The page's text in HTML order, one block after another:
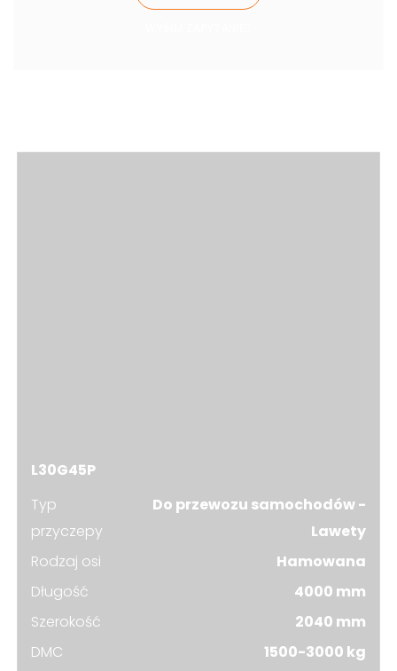
L30G45P
Typ
przyczepy
Do przewozu samochodów -
Lawety
Rodzaj osi
Hamowana
Długość
4000 mm
Szerokość
2040 mm
DMC
1500-3000 kg